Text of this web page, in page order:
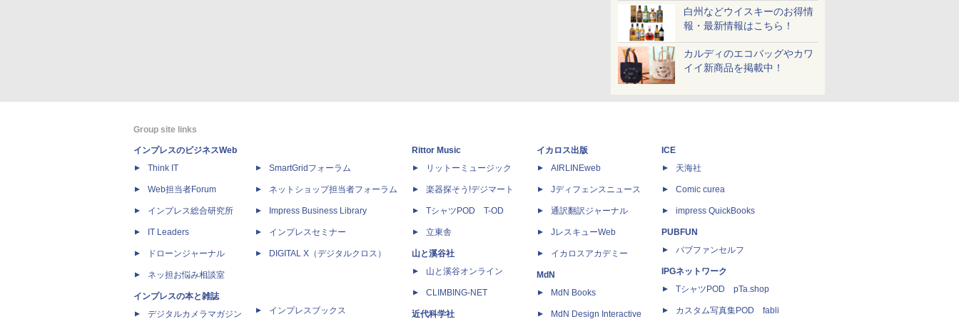
白州などウイスキーのお得情
報・最新情報はこちら！
カルディのエコバッグやカワ
イイ新商品を掲載中！
Group site links
インプレスのビジネスWeb
Think IT
Web担当者Forum
インプレス総合研究所
IT Leaders
ドローンジャーナル
ネッ担お悩み相談室
インプレスの本と雑誌
デジタルカメラマガジン
SmartGridフォーラム
ネットショップ担当者フォーラム
Impress Business Library
インプレスセミナー
DIGITAL X（デジタルクロス）
インプレスブックス
Rittor Music
リットーミュージック
楽器探そう!デジマート
TシャツPOD T-OD
立東舎
山と溪谷社
山と溪谷オンライン
CLIMBING-NET
近代科学社
イカロス出版
AIRLINEweb
Jディフェンスニュース
通訳翻訳ジャーナル
JレスキューWeb
イカロスアカデミー
MdN
MdN Books
MdN Design Interactive
ICE
天海社
Comic curea
impress QuickBooks
PUBFUN
パブファンセルフ
IPGネットワーク
TシャツPOD pTa.shop
カスタム写真集POD fabli